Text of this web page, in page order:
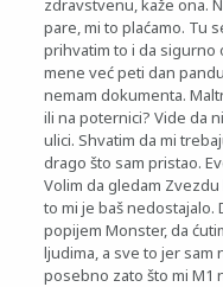
zdravstvenu, kaže ona.
pare, mi to plaćamo. Tu
prihvatim to i da sigurno
mene već peti dan
nemam dokumenta.
ili na poternici? Vide da
ulici. Shvatim da mi
drago što sam pristao.
Volim da gledam
to mi je baš nedostajalo.
popijem Monster, da
ljudima, a sve to jer sam
posebno zato što mi M1